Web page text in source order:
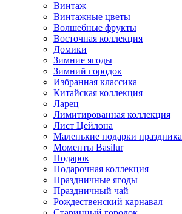
Винтаж
Винтажные цветы
Волшебные фрукты
Восточная коллекция
Домики
Зимние ягоды
Зимний городок
Избранная классика
Китайская коллекция
Ларец
Лимитированная коллекция
Лист Цейлона
Маленькие подарки праздника
Моменты Basilur
Подарок
Подарочная коллекция
Праздничные ягоды
Праздничный чай
Рождественский карнавал